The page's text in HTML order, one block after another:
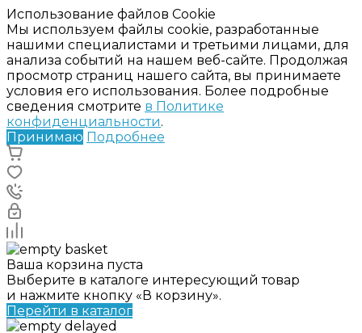
Использование файлов Cookie
Мы используем файлы cookie, разработанные
нашими специалистами и третьими лицами, для
анализа событий на нашем веб-сайте. Продолжая
просмотр страниц нашего сайта, вы принимаете
условия его использования. Более подробные
сведения смотрите в Политике
конфиденциальности.
Принимаю Подробнее
Ваша корзина пуста
Выберите в каталоге интересующий товар
и нажмите кнопку «В корзину».
Перейти в каталог